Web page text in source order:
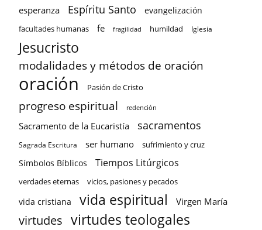
esperanza Espíritu Santo evangelización
facultades humanas fe fragilidad humildad Iglesia
Jesucristo
modalidades y métodos de oración
oración Pasión de Cristo
progreso espiritual redención
Sacramento de la Eucaristía sacramentos
Sagrada Escritura ser humano sufrimiento y cruz
Símbolos Bíblicos Tiempos Litúrgicos
verdades eternas vicios, pasiones y pecados
vida cristiana vida espiritual Virgen María
virtudes virtudes teologales